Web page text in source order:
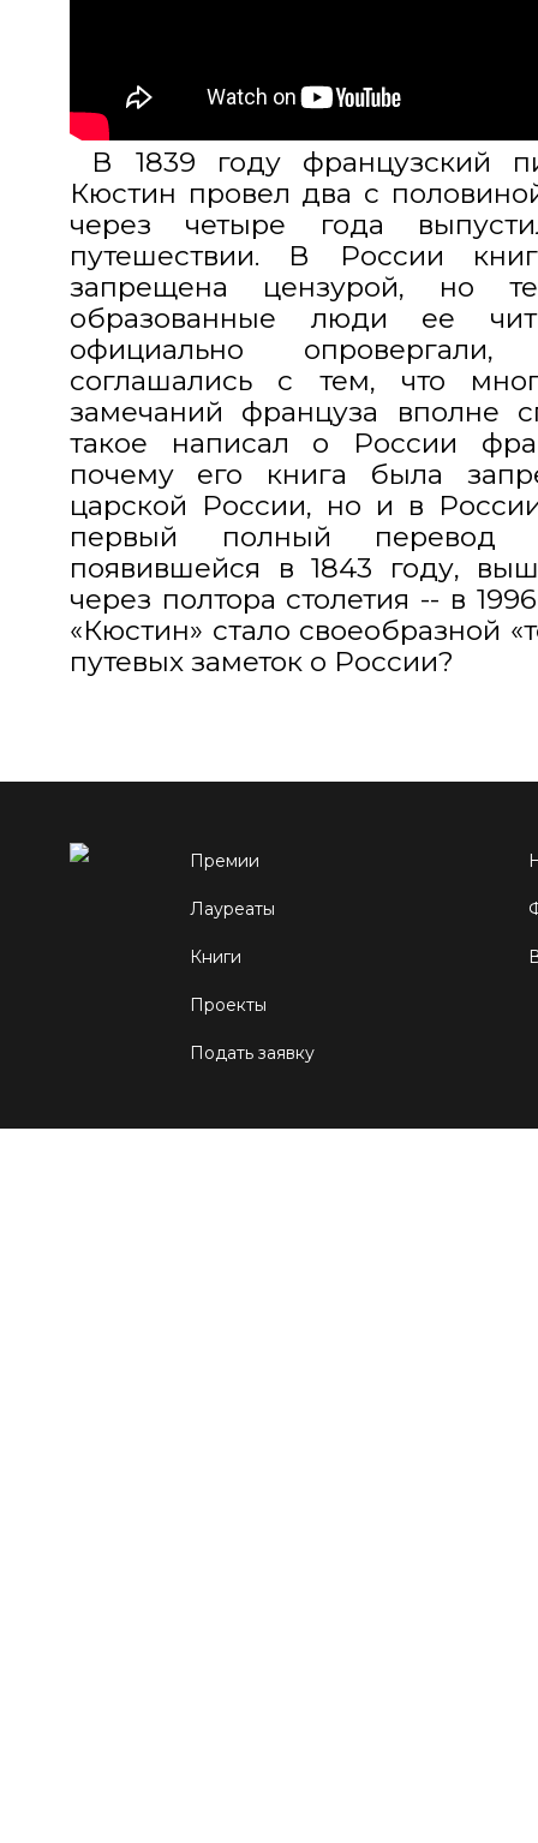
В 1839 году французский
Кюстин провел два с
через четыре года
путешествии. В России
запрещена цензурой, но
образованные люди ее
официально
соглашались с тем, что
замечаний француза вполне
такое написал о России
почему его книга была
царской России, но и в
первый полный перевод
появившейся в 1843 году,
через полтора столетия -- в
«Кюстин» стало своеобразной
путевых заметок о России?
Премии
Лауреаты
Книги
Проекты
Подать заявку